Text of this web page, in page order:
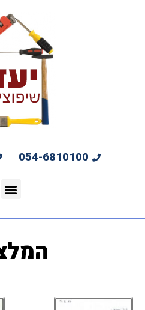
054-6810100